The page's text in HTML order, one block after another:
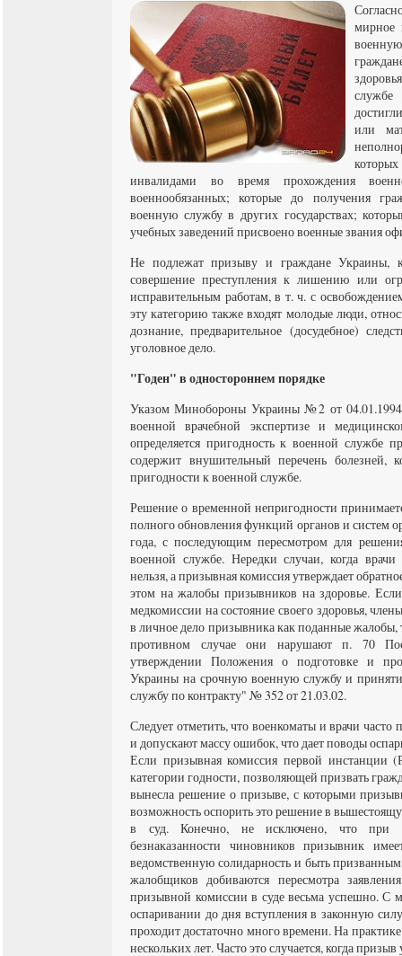
мирное
или
инвалидами во время прохождения
военнообязанных; которые до получения
военную службу в других государствах;
учебных заведений присвоено военные звания
Не подлежат призыву и граждане Украины,
совершение преступления к лишению или
исправительным работам, в т. ч. с
эту категорию также входят молодые люди,
дознание, предварительное (досудебное)
уголовное дело.
"Годен" в одностороннем порядке
Указом Минобороны Украины №2 от
военной врачебной экспертизе и
определяется пригодность к военной службе
содержит внушительный перечень болезней,
пригодности к военной службе.
Решение о временной непригодности
полного обновления функций органов и систем
года, с последующим пересмотром для
военной службе. Нередки случаи, когда врачи
нельзя, а призывная комиссия утверждает
этом на жалобы призывников на здоровье.
медкомиссии на состояние своего здоровья,
в личное дело призывника как поданные
противном случае они нарушают п. 70
утверждении Положения о подготовке и
Украины на срочную военную службу и
службу по контракту" № 352 от 21.03.02.
Следует отметить, что военкоматы и врачи
и допускают массу ошибок, что дает поводы
Если призывная комиссия первой инстанции
категории годности, позволяющей призвать
вынесла решение о призыве, с которыми
возможность оспорить это решение в
в суд. Конечно, не исключено, что при
безнаказанности чиновников призывник
ведомственную солидарность и быть
жалобщиков добиваются пересмотра
призывной комиссии в суде весьма успешно. С
оспаривании до дня вступления в законную
проходит достаточно много времени. На
нескольких лет. Часто это случается, когда